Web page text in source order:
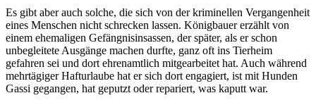
Es gibt aber auch solche, die sich von der kriminellen Vergangenheit
eines Menschen nicht schrecken lassen. Königbauer erzählt von
einem ehemaligen Gefängnisinsassen, der später, als er schon
unbegleitete Ausgänge machen durfte, ganz oft ins Tierheim
gefahren sei und dort ehrenamtlich mitgearbeitet hat. Auch während
mehrtägiger Hafturlaube hat er sich dort engagiert, ist mit Hunden
Gassi gegangen, hat geputzt oder repariert, was kaputt war.